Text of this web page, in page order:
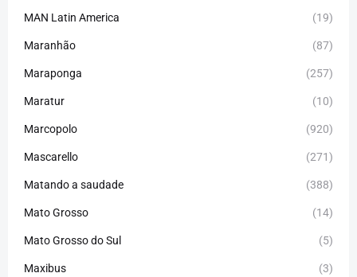
MAN Latin America (19)
Maranhão (87)
Maraponga (257)
Maratur (10)
Marcopolo (920)
Mascarello (271)
Matando a saudade (388)
Mato Grosso (14)
Mato Grosso do Sul (5)
Maxibus (3)